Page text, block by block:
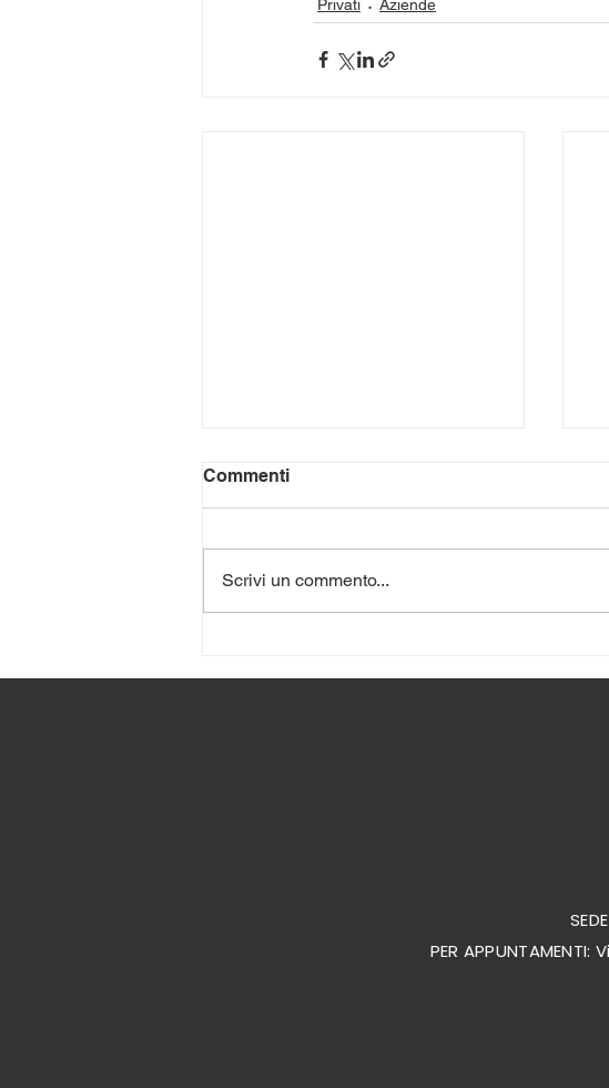
Privati Aziende
Commenti
Scrivi un commento...
PER